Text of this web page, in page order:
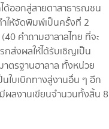
กสู่สายตาสาธารณชน
ให้จัดพิมพ์เป็นครั้งที่ 2
คำถามฮาลาลไทย ที่จะ
ส่งผลให้ได้รับเชิญเป็น
าตรฐานฮาลาล ทั้งหน่วย
นใบเบิกทางสู่งานอื่น ๆ อีก
ลงานเขียนจำนวนทั้งสิ้น 8